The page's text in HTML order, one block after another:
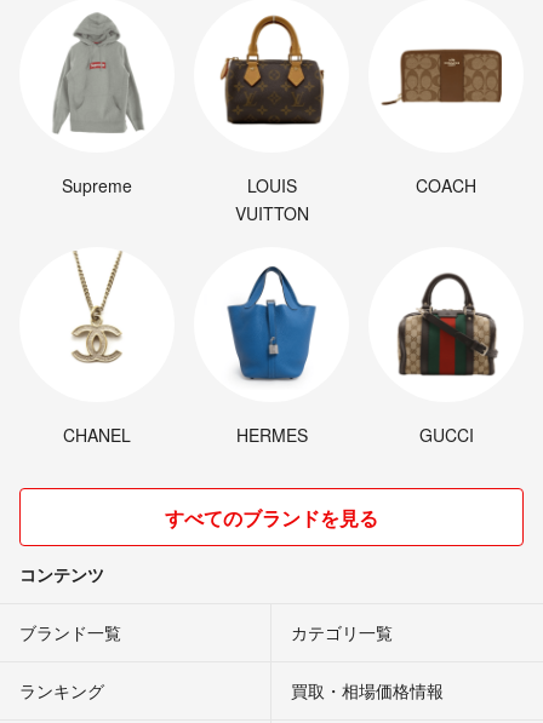
Supreme
LOUIS
VUITTON
COACH
CHANEL HERMES GUCCI
すべてのブランドを見る
コンテンツ
ブランド一覧 カテゴリ一覧
ランキング 買取・相場価格情報